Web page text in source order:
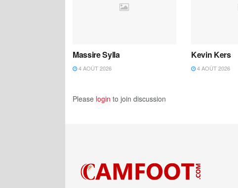
Massire Sylla
4 AOÛT 2026
Kevin Kers
4 AOÛT 2026
Please login to join discussion